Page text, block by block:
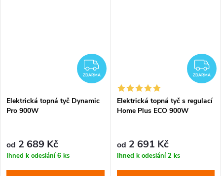
ZDARMA
ZDARMA
Elektrická topná tyč Dynamic
Pro 900W
od 2 689 Kč
Ihned k odeslání6 ks
ZDARMA
Elektrická topná tyč s regulací
Home Plus ECO 900W
od 2 691 Kč
Ihned k odeslání2 ks